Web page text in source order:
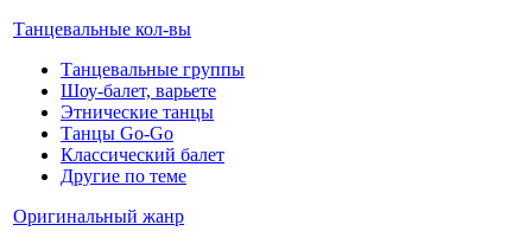
Танцевальные кол-вы
Танцевальные группы
Шоу-балет, варьете
Этнические танцы
Танцы Go-Go
Классический балет
Другие по теме
Оригинальный жанр